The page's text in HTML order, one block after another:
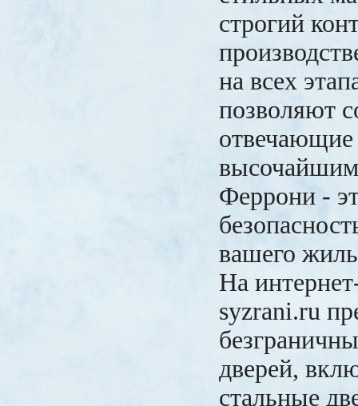
строгий
на всех
позволяют
Феррони -
вашего
На
syzrani.ru
дверей,
стальные